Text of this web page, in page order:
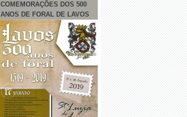
COMEMORAÇÕES DOS 500
ANOS DE FORAL DE LAVOS